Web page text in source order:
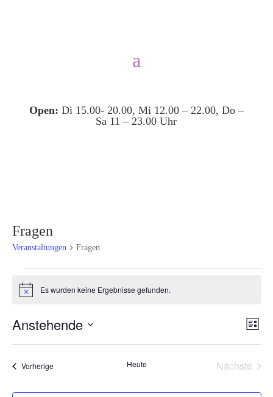
Open: Di 15.00- 20.00, Mi 12.00 – 22.00, Do –
Sa 11 – 23.00 Uhr
Fragen
Veranstaltungen Fragen
HinweisEs wurden keine Ergebnisse gefunden.
Liste
Anstehende
VorherigeVeranstaltungen Heute
Nächste